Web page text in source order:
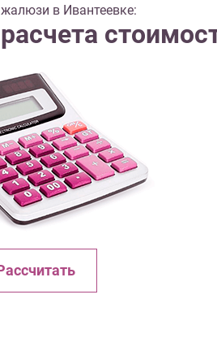
в Ивантеевке: